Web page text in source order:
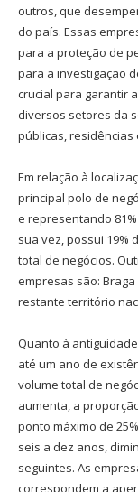
outros, que
do país. Essas
para a proteção de
para a investigação
crucial para garantir
diversos setores da
públicas, residências
Em relação à
principal polo de
e representando
sua vez, possui 19%
total de negócios.
empresas são: Braga
restante território
Quanto à
até um ano de
volume total de
aumenta, a
ponto máximo de
seis a dez anos,
seguintes. As